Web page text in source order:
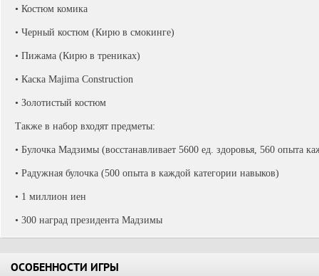
• Костюм комика
• Черный костюм (Кирю в смокинге)
• Пижама (Кирю в трениках)
• Каска Majima Construction
• Золотистый костюм
Также в набор входят предметы:
• Булочка Мадзимы (восстанавливает 5600 ед. здоровья, 560 опыта
• Радужная булочка (500 опыта в каждой категории навыков)
• 1 миллион иен
• 300 наград президента Мадзимы
ОСОБЕННОСТИ ИГРЫ